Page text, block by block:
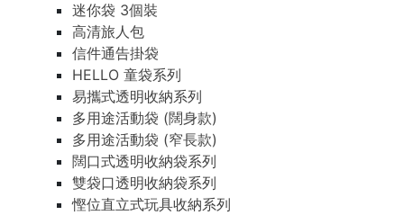
迷你袋 3個裝
高清旅人包
信件通告掛袋
HELLO 童袋系列
易攜式透明收納系列
多用途活動袋 (闊身款)
多用途活動袋 (窄長款)
闊口式透明收納袋系列
雙袋口透明收納袋系列
慳位直立式玩具收納系列